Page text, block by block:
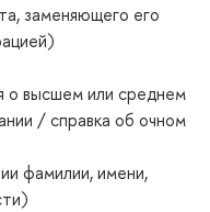
заменяющего его
о высшем или среднем
/ справка об очном
фамилии, имени,